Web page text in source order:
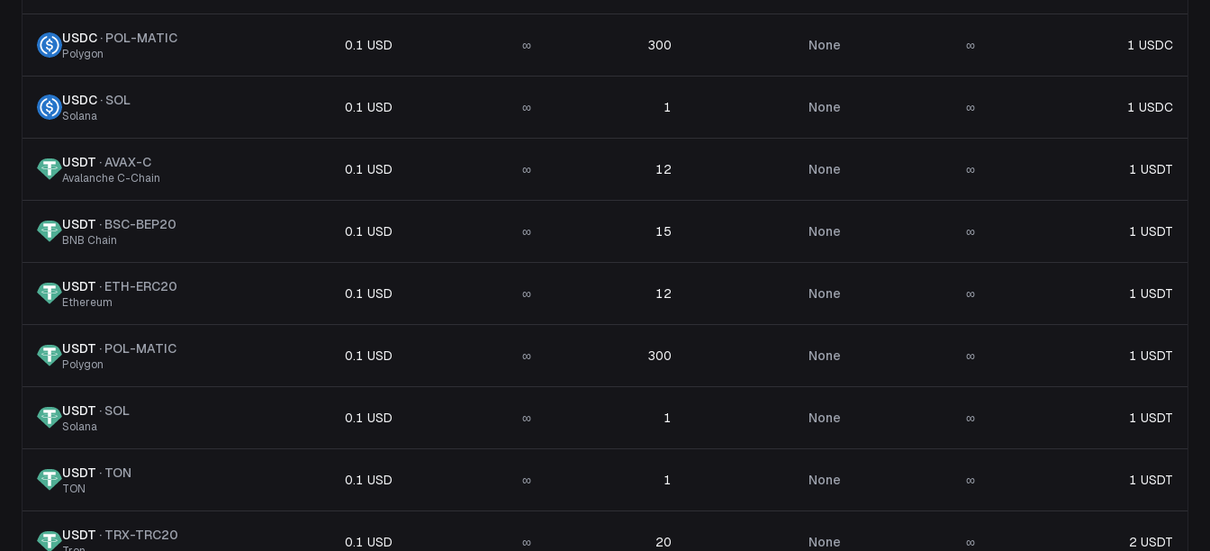
USDC · POL-MATIC
Polygon
0.1 USD ∞ 300 None ∞ 1 USDC
USDC · SOL
Solana
0.1 USD ∞ 1 None ∞ 1 USDC
USDT ·AVAX-C
Avalanche C-Chain
0.1 USD ∞ 12 None ∞ 1 USDT
USDT · BSC-BEP20
BNB Chain
0.1 USD ∞ 15 None ∞ 1 USDT
USDT · ETH-ERC20
Ethereum
0.1 USD ∞ 12 None ∞ 1 USDT
USDT · POL-MATIC
Polygon
0.1 USD ∞ 300 None ∞ 1 USDT
USDT · SOL
Solana
0.1 USD ∞ 1 None ∞ 1 USDT
USDT · TON
TON
0.1 USD ∞ 1 None ∞ 1 USDT
USDT · TRX-TRC20 0.1 USD ∞ 20 None ∞ 2 USDT